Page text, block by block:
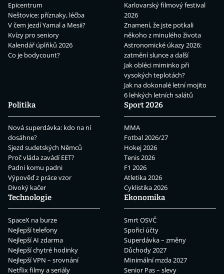
Epicentrum
Neštovice: příznaky, léčba
V čem jezdí Yamal a Mesii?
Kvízy pro seniory
Kalendář úplňků 2026
Co je bodycount?
Karlovarský filmový festival
2026
Znamení, že jste potkali
někoho z minulého života
Astronomické úkazy 2026:
zatmění slunce a další
Jak obléci miminko při
vysokých teplotách?
Jak na dokonalé letní mojito
6 lehkých letních salátů
Politika
Nová superdávka: kdo na ní
dosáhne?
Sjezd sudetských Němců
Proč vláda zavádí EET?
Padni komu padni
Výpověď z práce vzor
Divoký kačer
Sport 2026
MMA
Fotbal 2026/27
Hokej 2026
Tenis 2026
F1 2026
Atletika 2026
Cyklistika 2026
Technologie
SpaceX na burze
Nejlepší telefony
Nejlepší AI zdarma
Nejlepší chytré hodinky
Nejlepší VPN – srovnání
Netflix filmy a seriály
Ekonomika
Smrt OSVČ
Spořicí účty
Superdávka – změny
Důchody 2027
Minimální mzda 2027
Senior Pas – slevy